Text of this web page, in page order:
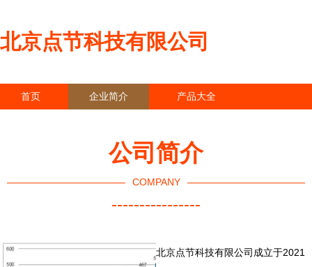
北京点节科技有限公司
首页 企业简介 产品大全
公司简介
COMPANY
----------------
北京点节科技有限公司成立于2021